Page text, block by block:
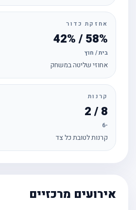
אחזקת כדור
58% / 42%
בית / חוץ
אחוזי שליטה במשחק
קרנות
קרנות לטובת כל צד
אירועים מרכזיים